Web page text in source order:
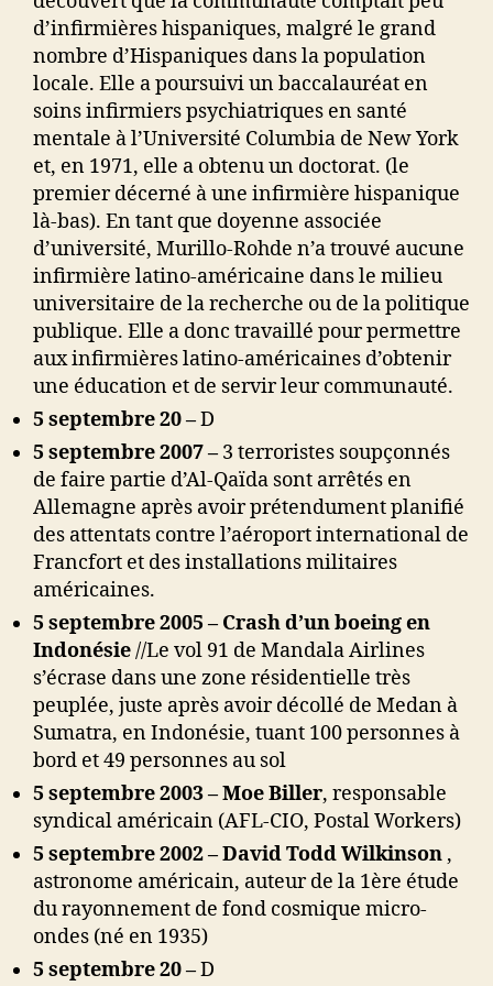
d’infirmières hispaniques, malgré le grand
nombre d’Hispaniques dans la population
locale. Elle a poursuivi un baccalauréat en
soins infirmiers psychiatriques en santé
mentale à l’Université Columbia de New York
et, en 1971, elle a obtenu un doctorat. (le
premier décerné à une infirmière hispanique
là-bas). En tant que doyenne associée
d’université, Murillo-Rohde n’a trouvé aucune
infirmière latino-américaine dans le milieu
universitaire de la recherche ou de la politique
publique. Elle a donc travaillé pour permettre
aux infirmières latino-américaines d’obtenir
une éducation et de servir leur communauté.
5 septembre 20 –D
5 septembre 2007 – 3 terroristes soupçonnés
de faire partie d’Al-Qaïda sont arrêtés en
Allemagne après avoir prétendument planifié
des attentats contre l’aéroport international de
Francfort et des installations militaires
américaines.
5 septembre 2005 – Crash d’un boeing en
Indonésie//Le vol 91 de Mandala Airlines
s’écrase dans une zone résidentielle très
peuplée, juste après avoir décollé de Medan à
Sumatra, en Indonésie, tuant 100 personnes à
bord et 49 personnes au sol
5 septembre 2003 –Moe Biller, responsable
syndical américain (AFL-CIO, Postal Workers)
5 septembre 2002 –David Todd Wilkinson ,
astronome américain, auteur de la 1ère étude
du rayonnement de fond cosmique micro-
ondes (né en 1935)
5 septembre 20 –D